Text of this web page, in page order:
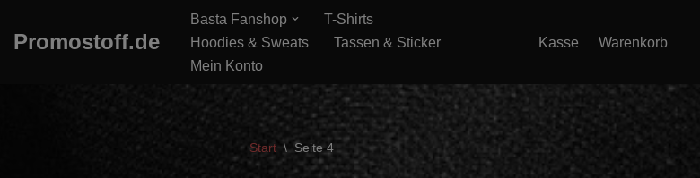
Zum
Promostoff.de
Basta Fanshop
T-Shirts
Hoodies & Sweats
Tassen & Sticker
Mein Konto
Kasse Warenkorb
Start \ Seite 4